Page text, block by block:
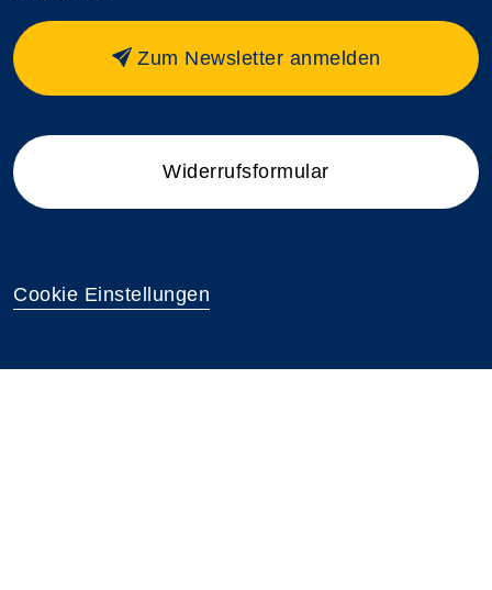
Zum Newsletter anmelden
Widerrufsformular
Cookie Einstellungen